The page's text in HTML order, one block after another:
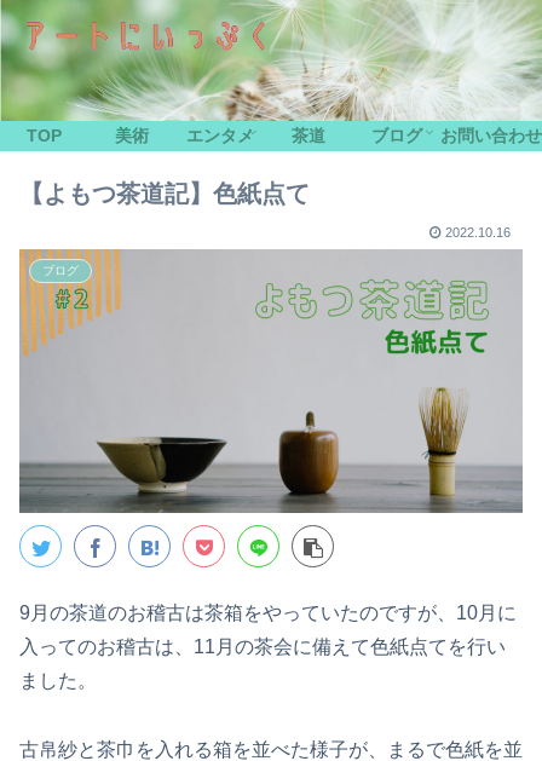
TOP 美術 エンタメ 茶道 ブログ お問い合わせ
【よもつ茶道記】色紙点て
2022.10.16
ブログ
9月の茶道のお稽古は茶箱をやっていたのですが、10月に
入ってのお稽古は、11月の茶会に備えて色紙点てを行い
ました。
古帛紗と茶巾を入れる箱を並べた様子が、まるで色紙を並